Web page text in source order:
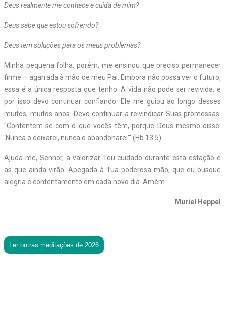
Deus realmente me conhece e cuida de mim?
Deus sabe que estou sofrendo?
Deus tem soluções para os meus problemas?
Minha pequena folha, porém, me ensinou que preciso permanecer
firme – agarrada à mão de meu Pai. Embora não possa ver o futuro,
essa é a única resposta que tenho. A vida não pode ser revivida, e
por isso devo continuar confiando. Ele me guiou ao longo desses
muitos, muitos anos. Devo continuar a reivindicar Suas promessas:
“Contentem-se com o que vocês têm, porque Deus mesmo disse:
‘Nunca o deixarei, nunca o abandonarei’” (Hb 13:5).
Ajuda-me, Senhor, a valorizar Teu cuidado durante esta estação e
as que ainda virão. Apegada à Tua poderosa mão, que eu busque
alegria e contentamento em cada novo dia. Amém.
Muriel Heppel
Ler outras meditações de 2026